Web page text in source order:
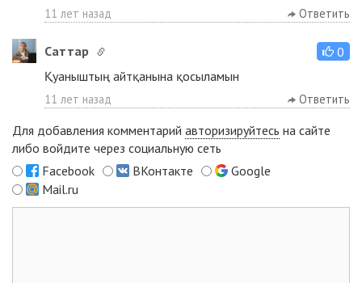
11 лет назад Ответить
Cаттар
0
Қуаныштың айтқанына қосыламын
11 лет назад Ответить
Для добавления комментарий авторизируйтесь на сайте
либо войдите через социальную сеть
Facebook
ВКонтакте
Google
Mail.ru